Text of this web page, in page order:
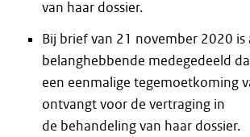
van haar dossier.
Bij brief van 21 november 2020 is
belanghebbende medegedeeld
een eenmalige tegemoetkoming
ontvangt voor de vertraging in
de behandeling van haar dossier.